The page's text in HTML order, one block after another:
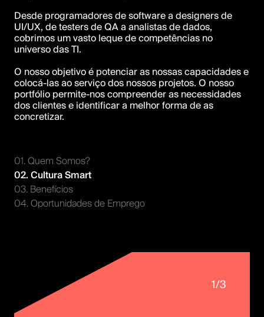
Desde programadores de software a designers de
UI/UX, de testers de QA a analistas de dados,
cobrimos um vasto leque de competências no
universo das TI.
O nosso objetivo é potenciar as nossas capacidades e
colocá-las ao serviço dos nossos projetos. O nosso
portfólio permite-nos compreender as necessidades
dos clientes e identificar a melhor forma de as
concretizar.
01. Quem Somos?
02. Cultura Smart
03. Benefícios
04. Oportunidades de Emprego
1/3